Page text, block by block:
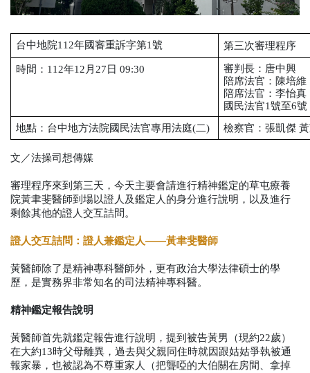
台中地院112年國審重訴字第1號 第三次審理程序
時間：112年12月27日 09:30
審判長：唐中興
陪席法官 ：陳培維
陪席法官： 李怡真
國民法官1號至6號
地點：台中地方法院國民法官專用法庭(二)
檢察官：張凱傑
文／法操司想傳媒
審理程序來到第三天，今天主要會請進行精神鑑定的草屯療養
院黃聿斐醫師到場以證人及鑑定人的身分進行說明，以及進行
剩餘其他的證人交互詰問。
證人交互詰問：證人兼鑑定人——黃聿斐醫師
黃醫師除了是精神專科醫師外，更有政治大學法律碩士的學
歷，是實務界非常知名的司法精神專科醫。
精神鑑定報告說明
黃醫師首先就鑑定報告進行說明，提到被告黃男（現約22歲）
在大約13時父母離異，過去與父親同住時就因跟姑姑爭執被通
報家暴，也被認為不尊重家人（把聾啞的大伯關在房間、拿掉